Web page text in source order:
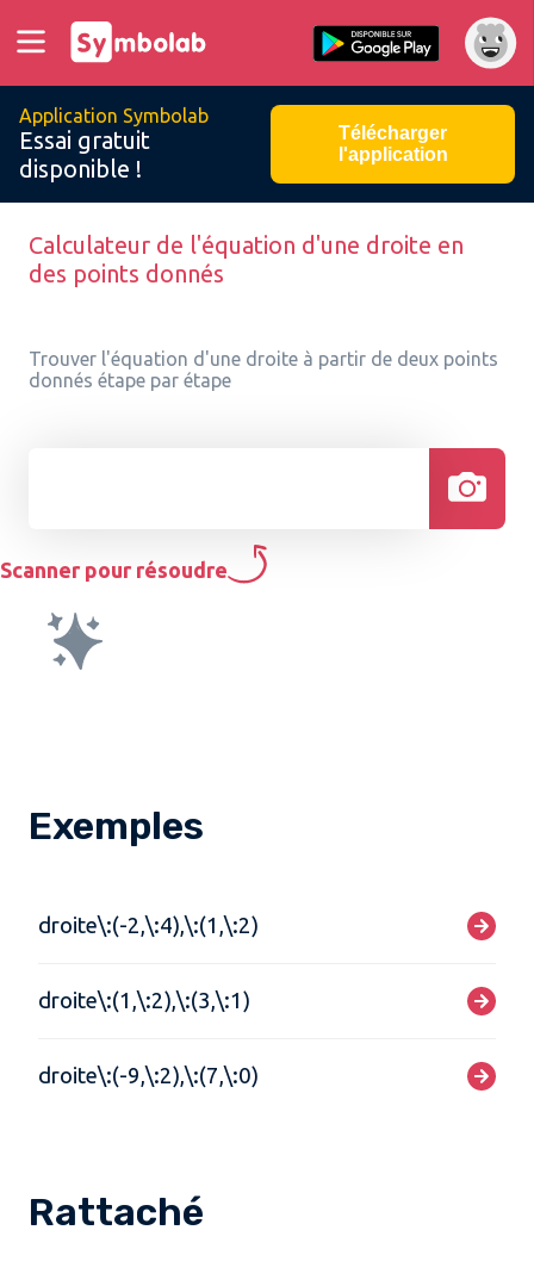
Application Symbolab
Essai gratuit
disponible !
Télécharger
l'application
Calculateur de l'équation d'une droite en
des points donnés
Trouver l'équation d'une droite à partir de deux points
donnés étape par étape
Scanner pour résoudre
Exemples
droite\:(-2,\:4),\:(1,\:2)
droite\:(1,\:2),\:(3,\:1)
droite\:(-9,\:2),\:(7,\:0)
Rattaché